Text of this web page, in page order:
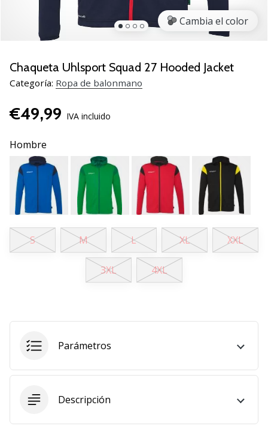
zapatillas
balonmano
Accelerate
NITRO
SQD
Descubre
actualizaciones
técnicas
y…
25. 11. 2024
2 min. de lectura
¡Conviértete
jugón?
¡Te
nuestro
equipo!
Cambia el color
Chaqueta Uhlsport Squad 27 Hooded Jacket
Categoría: Ropa de balonmano
€49,99 IVA incluido
Hombre
S M L XL XXL
3XL 4XL
Parámetros
Descripción